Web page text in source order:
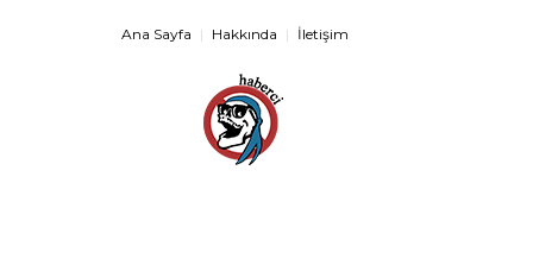
Ana Sayfa Hakkında İletişim